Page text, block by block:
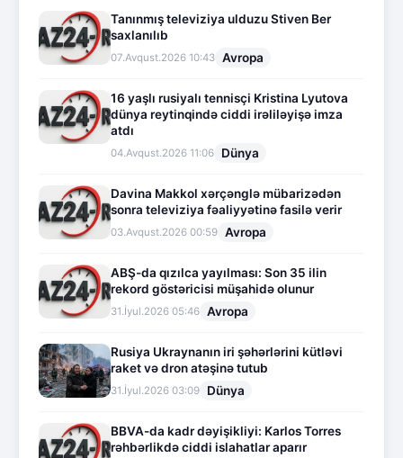
Tanınmış televiziya ulduzu Stiven Ber
saxlanılıb
07.Avqust.2026 10:43 Avropa
16 yaşlı rusiyalı tennisçi Kristina Lyutova
dünya reytinqində ciddi irəliləyişə imza
atdı
04.Avqust.2026 11:06 Dünya
Davina Makkol xərçənglə mübarizədən
sonra televiziya fəaliyyətinə fasilə verir
03.Avqust.2026 00:59 Avropa
ABŞ-da qızılca yayılması: Son 35 ilin
rekord göstəricisi müşahidə olunur
31.İyul.2026 05:46 Avropa
Rusiya Ukraynanın iri şəhərlərini kütləvi
raket və dron atəşinə tutub
31.İyul.2026 03:09 Dünya
BBVA-da kadr dəyişikliyi: Karlos Torres
rəhbərlikdə ciddi islahatlar aparır